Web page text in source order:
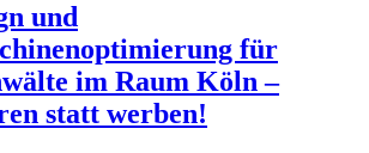
und
für
im Raum Köln –
statt werben!